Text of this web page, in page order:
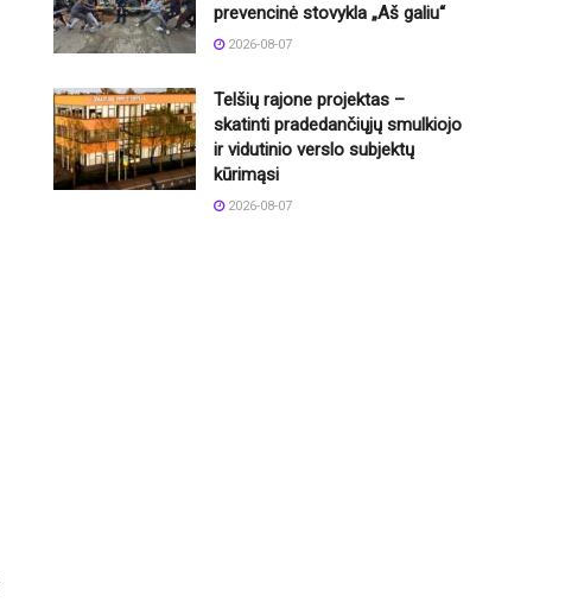
prevencinė stovykla „Aš galiu“
2026-08-07
Telšių rajone projektas –
skatinti pradedančiųjų smulkiojo
ir vidutinio verslo subjektų
kūrimąsi
2026-08-07